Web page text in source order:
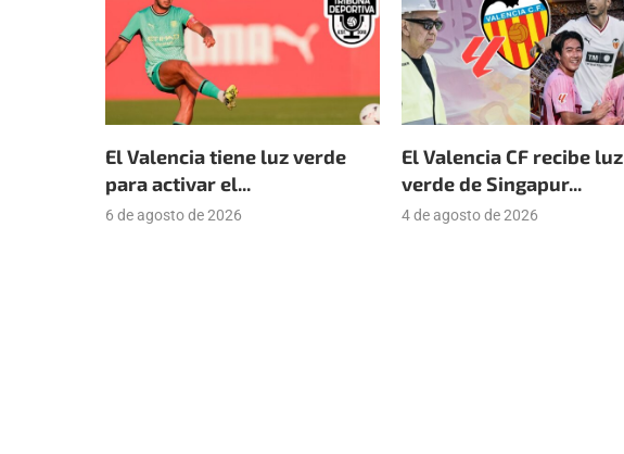
El Valencia tiene luz verde
para activar el...
6 de agosto de 2026
El Valencia CF recibe luz
verde de Singapur...
4 de agosto de 2026